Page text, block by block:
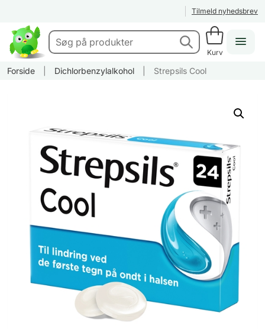
Tilmeld nyhedsbrev
Kurv
Forside Dichlorbenzylalkohol Strepsils Cool